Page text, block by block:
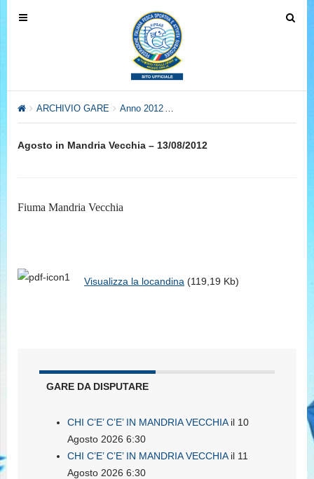
T
v
a
n
T
ARCHIVIO GARE Anno 2012
Agosto in Mandria Vecchia – 13/08/2012
Fiuma Mandria Vecchia
Visualizza la locandina (119,19 Kb)
GARE DA DISPUTARE
CHI C’E’ C’E’ IN MANDRIA VECCHIAil 10
Agosto 2026 6:30
CHI C’E’ C’E’ IN MANDRIA VECCHIAil 11
Agosto 2026 6:30